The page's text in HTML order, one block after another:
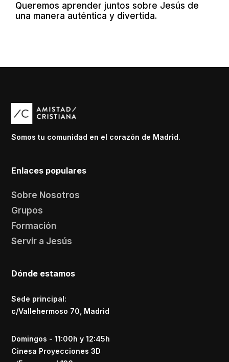
Queremos aprender juntos sobre Jesús de
una manera auténtica y divertida.
Somos tu comunidad en el corazón de Madrid.
Enlaces populares
Sobre Nosotros
Grupos
Formación
Servir a Jesús
Dónde estamos
Sede principal:
c/Vallehermoso 70, Madrid
Domingos - 11:00h y 12:45h
Cinesa Proyecciones 3D